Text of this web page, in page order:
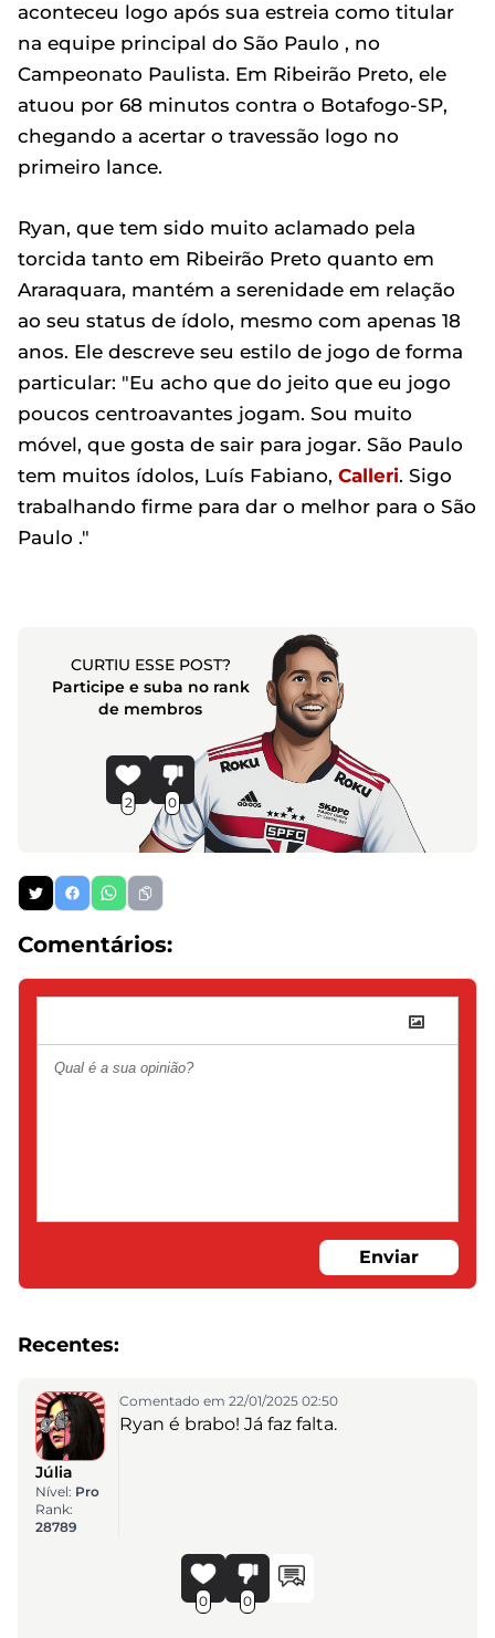
aconteceu logo após sua estreia como titular
na equipe principal do São Paulo , no
Campeonato Paulista. Em Ribeirão Preto, ele
atuou por 68 minutos contra o Botafogo-SP,
chegando a acertar o travessão logo no
primeiro lance.
Ryan, que tem sido muito aclamado pela
torcida tanto em Ribeirão Preto quanto em
Araraquara, mantém a serenidade em relação
ao seu status de ídolo, mesmo com apenas 18
anos. Ele descreve seu estilo de jogo de forma
particular: "Eu acho que do jeito que eu jogo
poucos centroavantes jogam. Sou muito
móvel, que gosta de sair para jogar. São Paulo
tem muitos ídolos, Luís Fabiano, Calleri. Sigo
trabalhando firme para dar o melhor para o São
Paulo ."
CURTIU ESSE POST?
Participe e suba no rank
de membros
2 0
Comentários:
Enviar
Recentes:
Júlia
Nível: Pro
Rank:
28789
Comentado em 22/01/2025 02:50
Ryan é brabo! Já faz falta.
0 0